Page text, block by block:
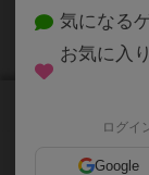
気になる
お気に入
ログイ
Google